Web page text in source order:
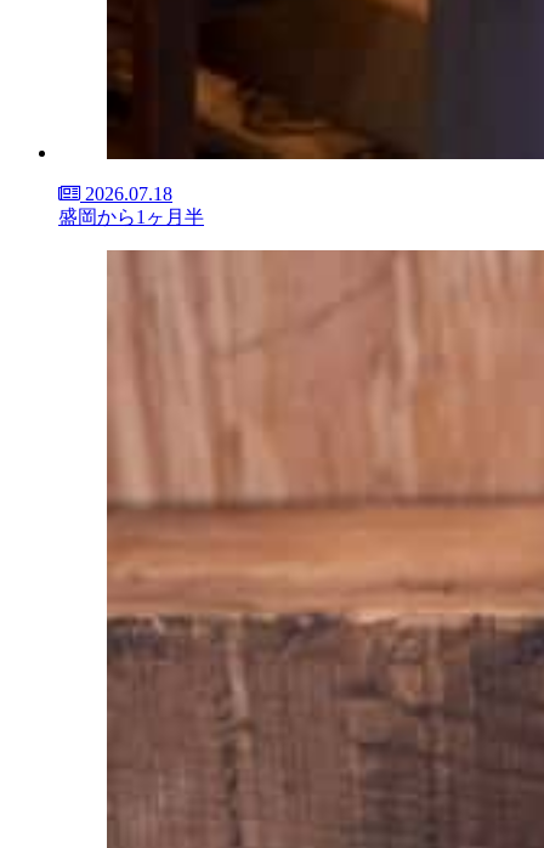
2026.07.18
盛岡から1ヶ月半